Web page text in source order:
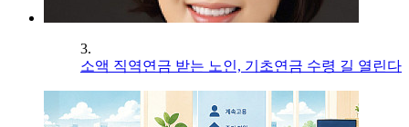
3.
소액 직역연금 받는 노인, 기초연금 수령 길 열린다